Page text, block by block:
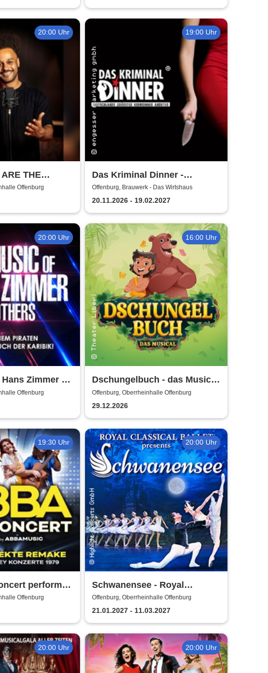
20:00 Uhr
THE
Up
Offenburg
19:00 Uhr
Das Kriminal Dinner -
Testament à la Carte
Offenburg, Brauwerk - Das Wirtshaus
20.11.2026 - 19.02.2027
20:00 Uhr
Zimmer &
of Film
Offenburg
16:00 Uhr
Dschungelbuch - das Musical
| Theater Liberi
Offenburg, Oberrheinhalle Offenburg
29.12.2026
19:30 Uhr
performed
Offenburg
20:00 Uhr
Schwanensee - Royal
Classical Ballet
Offenburg, Oberrheinhalle Offenburg
21.01.2027 - 11.03.2027
20:00 Uhr 20:00 Uhr